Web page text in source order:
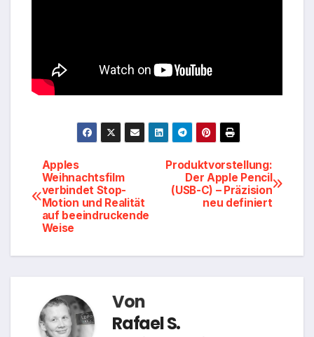
Beitragsnavigation
Produktvorstellung:
Der Apple Pencil
(USB-C) – Präzision
neu definiert
Apples
Weihnachtsfilm
verbindet Stop-
Motion und Realität
auf beeindruckende
Weise
Von
Rafael S.